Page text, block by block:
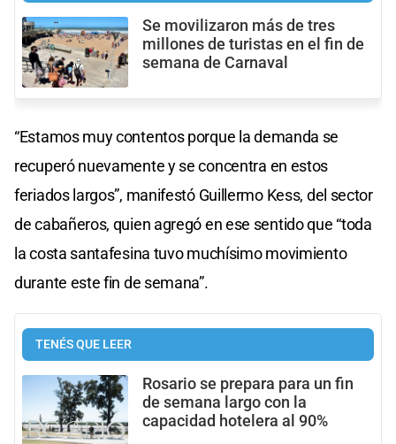
Se movilizaron más de tres
millones de turistas en el fin de
semana de Carnaval
“Estamos muy contentos porque la demanda se
recuperó nuevamente y se concentra en estos
feriados largos”, manifestó Guillermo Kess, del sector
de cabañeros, quien agregó en ese sentido que “toda
la costa santafesina tuvo muchísimo movimiento
durante este fin de semana”.
TENÉS QUE LEER
Rosario se prepara para un fin
de semana largo con la
capacidad hotelera al 90%